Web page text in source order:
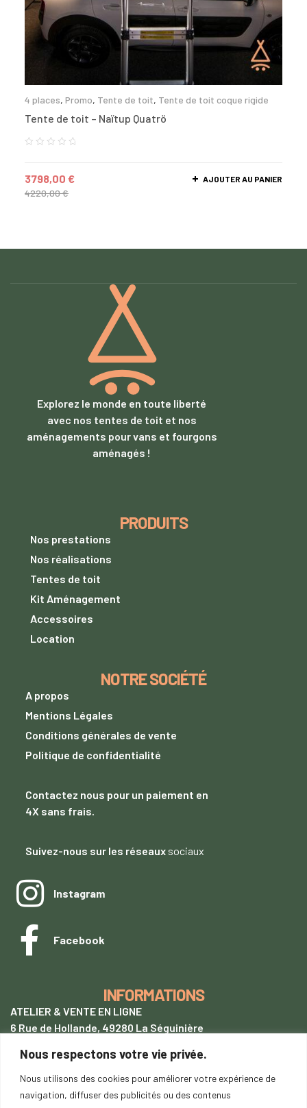
Nous respectons votre vie privée.
Nous utilisons des cookies pour améliorer votre expérience de
navigation, diffuser des publicités ou des contenus
4 places, Promo, Tente de toit, Tente de toit coque rigide
Tente de toit – Naïtup Quatrö
4220,00€
3798,00 € AJOUTER AU PANIER
Explorez le monde en toute liberté
avec nos tentes de toit et nos
aménagements pour vans et fourgons
aménagés !
PRODUITS
Nos prestations
Nos réalisations
Tentes de toit
Kit Aménagement
Accessoires
Location
NOTRE SOCIÉTÉ
A propos
Mentions Légales
Conditions générales de vente
Politique de confidentialité
Contactez nous pour un paiement en
4X sans frais.
Suivez-nous sur les réseaux sociaux
Instagram
Facebook
INFORMATIONS
ATELIER & VENTE EN LIGNE
6 Rue de Hollande, 49280 La Séguinière
+33 (0)7 62 28 54 94
tentetoit@gmail.com